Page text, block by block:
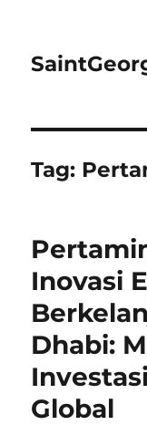
Tag:
Inovasi
Dhabi:
Global